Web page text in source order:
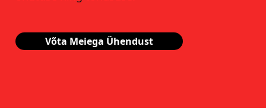
Võta Meiega Ühendust